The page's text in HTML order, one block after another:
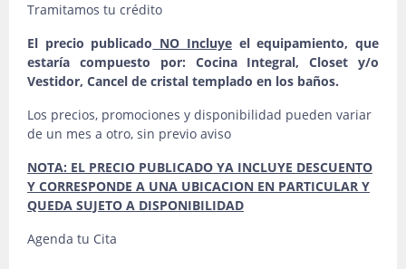
Tramitamos tu crédito
El precio publicado NO Incluyeel equipamiento, que
estaría compuesto por: Cocina Integral, Closet y/o
Vestidor, Cancel de cristal templado en los baños.
Los precios, promociones y disponibilidad pueden variar
de un mes a otro, sin previo aviso
NOTA: EL PRECIO PUBLICADO YA INCLUYE DESCUENTO
Y CORRESPONDE A UNA UBICACION EN PARTICULAR Y
QUEDA SUJETO A DISPONIBILIDAD
Agenda tu Cita